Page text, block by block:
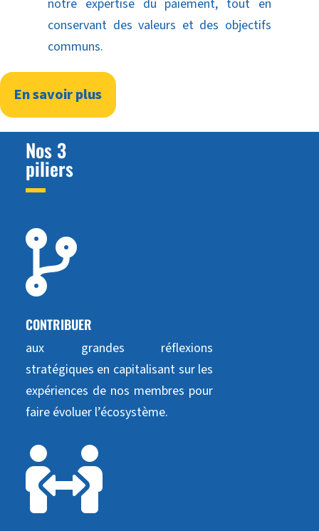
notre expertise du paiement, tout en
conservant des valeurs et des objectifs
communs.
En savoir plus
Nos 3
piliers

CONTRIBUER
aux grandes réflexions
stratégiques en capitalisant sur les
expériences de nos membres pour
faire évoluer l’écosystème.
